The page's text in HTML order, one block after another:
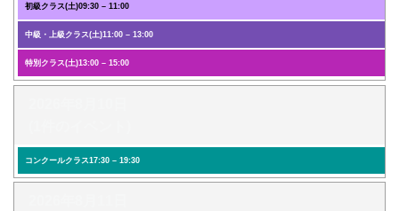
初級クラス(土)09:30 – 11:00
中級・上級クラス(土)11:00 – 13:00
特別クラス(土)13:00 – 15:00
コンクールクラス17:30 – 19:30